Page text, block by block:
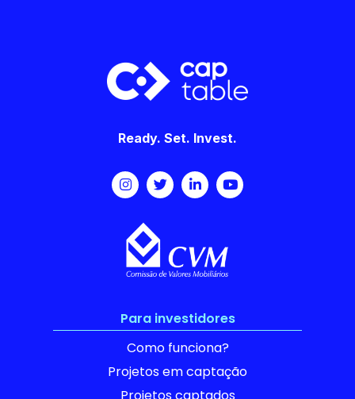
Ready. Set. Invest.
Para investidores
Como funciona?
Projetos em captação
Projetos captados